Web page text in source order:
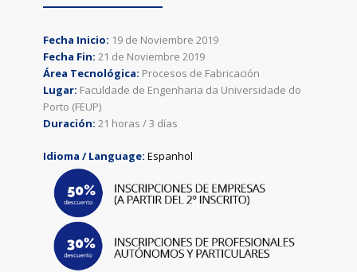
Fecha Inicio: 19 de Noviembre 2019
Fecha Fin: 21 de Noviembre 2019
Área Tecnológica: Procesos de Fabricación
Lugar: Faculdade de Engenharia da Universidade do
Porto (FEUP)
Duración: 21 horas / 3 días
Idioma / Language: Espanhol